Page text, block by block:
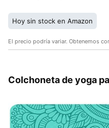
Hoy sin stock en Amazon
El precio podría variar. Obtenemos
Colchoneta de yoga